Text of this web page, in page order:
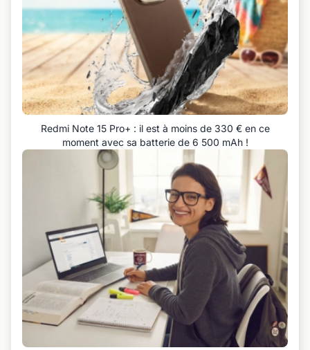
Redmi Note 15 Pro+ : il est à moins de 330 € en ce
moment avec sa batterie de 6 500 mAh !